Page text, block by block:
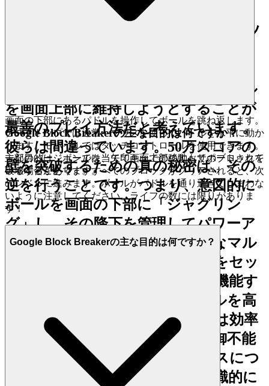
3. プロの秘密：直感に反するエッ
常にボール
を画面上部に維持しようとすることが
最善のプレイ方法だと考えています。
彼らは間違っています。50万スコアの
壁を突破するための真の秘密は、その
逆を行うことです。つまり、意図的に
ボールを画面の下部に「ジャグリン
グ」し、その降下を管理してパワーア
ップのドロップを制御し、完璧なマル
チボールのアクティベーションをセッ
です。これが機能す
る理由は次のとおりです。ボールを高
く保つことはブロッククリアには効率
的であるように見えますが、制御不能
なリコシェとパワーアップのミスにつ
ながることがよくあります。意識的に
画面の下部にあるパドルを操作してボールを跳ね返します。
デスクトップでは通常、マウスを使ってパドルを水平に動か
します。モバイルではタッチコントロールを使用できます。
一部のバージョンでは、矢印キーでの移動もサポートされて
いる場合があります。
Google Block Breakerの主な目的は何ですか？
主な目的は、ボールを当てて画面上部のすべてのブロックを
破壊することです。すべてのブロックがクリアされると、次
のレベルに進みます。ボールがパドルを通り過ぎてしまわな
いように注意してください。ライフの数には限りがありま
す！
Google Block Breakerの主な目的は何ですか？